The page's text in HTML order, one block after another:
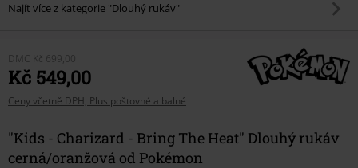
Najít více z kategorie "Dlouhý rukáv"
DMC Kč 699,00
Kč 549,00
Ceny včetně DPH, Plus poštovné a balné
"Kids - Charizard - Bring The Heat" Dlouhý rukáv
cerná/oranžová od Pokémon